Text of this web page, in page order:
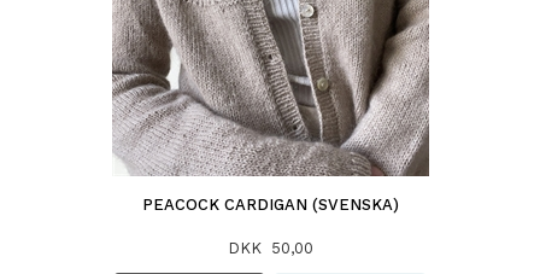
PEACOCK CARDIGAN (SVENSKA)
DKK 50,00